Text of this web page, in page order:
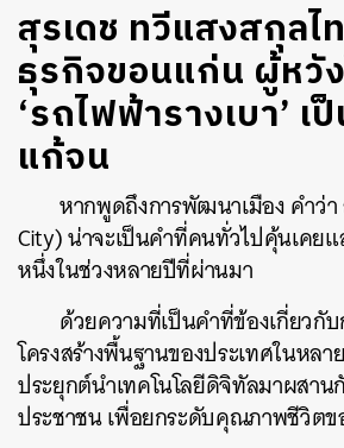
สุรเดช ทวีแสงสกุลไ
ธุรกิจขอนแก่น ผู้หวั
‘รถไฟฟ้ารางเบา’ เ
แก้จน
หากพูดถึงการพัฒนาเมือง คำว่
City) น่าจะเป็นคำที่คนทั่วไปคุ้นเคย
หนึ่งในช่วงหลายปีที่ผ่านมา
ด้วยความที่เป็นคำที่ข้องเกี่ยวกั
โครงสร้างพื้นฐานของประเทศในหล
ประยุกต์นำเทคโนโลยีดิจิทัลมาผสาน
ประชาชน เพื่อยกระดับคุณภาพชีวิตข